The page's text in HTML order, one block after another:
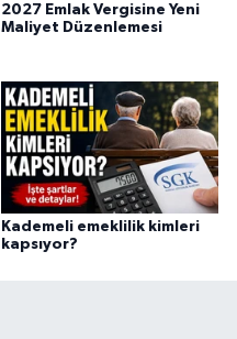
2027 Emlak Vergisine Yeni
Maliyet Düzenlemesi
Kademeli emeklilik kimleri
kapsıyor?